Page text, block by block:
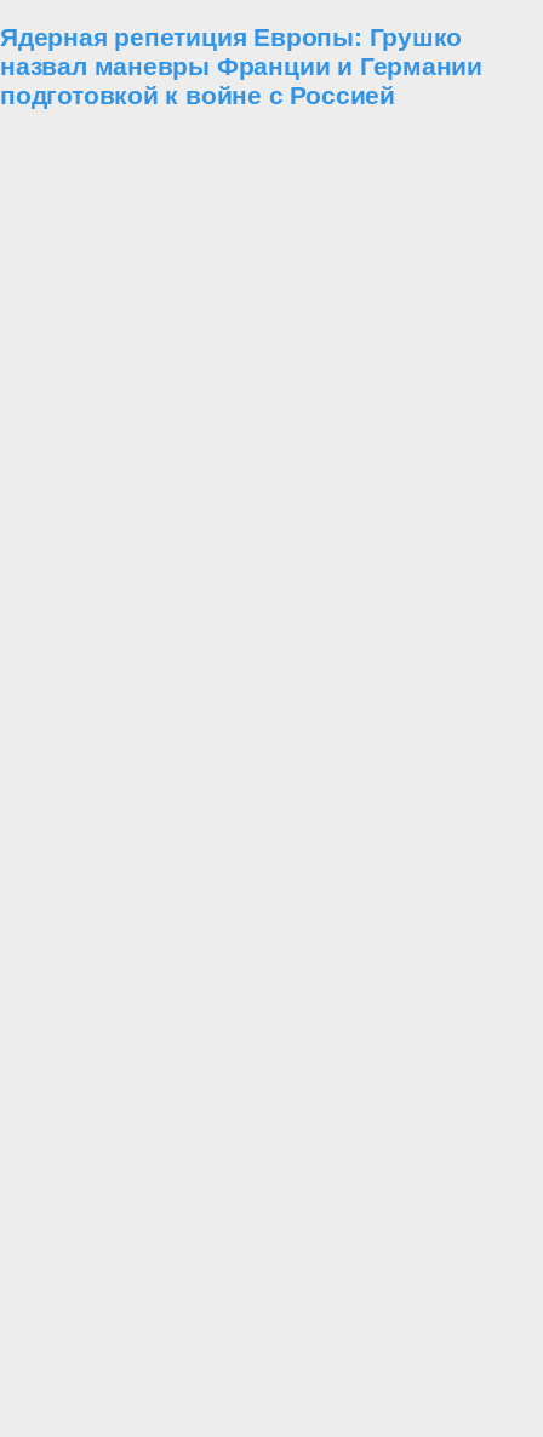
Ядерная репетиция Европы: Грушко
назвал маневры Франции и Германии
подготовкой к войне с Россией